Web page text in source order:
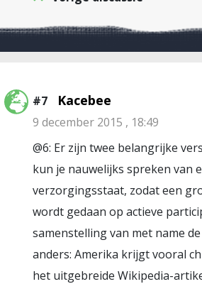
#7 Kacebee
9 december 2015 , 18:49
@6: Er zijn twee belangrijke
kun je nauwelijks spreken van
verzorgingsstaat, zodat een
wordt gedaan op actieve
samenstelling van met name
anders: Amerika krijgt vooral
het uitgebreide Wikipedia-